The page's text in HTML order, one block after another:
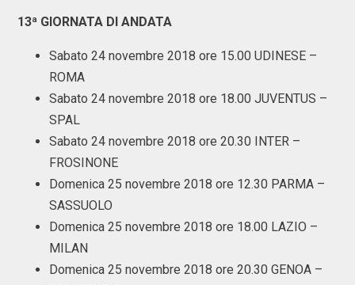
13ª GIORNATA DI ANDATA
Sabato 24 novembre 2018 ore 15.00 UDINESE –
ROMA
Sabato 24 novembre 2018 ore 18.00 JUVENTUS –
SPAL
Sabato 24 novembre 2018 ore 20.30 INTER –
FROSINONE
Domenica 25 novembre 2018 ore 12.30 PARMA –
SASSUOLO
Domenica 25 novembre 2018 ore 18.00 LAZIO –
MILAN
Domenica 25 novembre 2018 ore 20.30 GENOA –